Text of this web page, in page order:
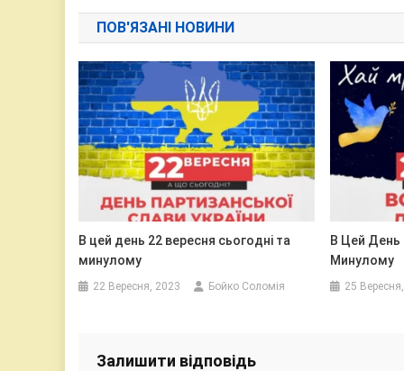
ПОВ'ЯЗАНІ НОВИНИ
В цей день 22 вересня сьогодні та
минулому
22 Вересня, 2023 Бойко Соломія
В Цей День
Минулому
25
Залишити відповідь